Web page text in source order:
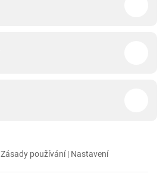
Zásady používání| Nastavení